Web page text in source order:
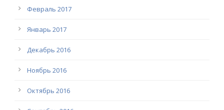
Февраль 2017
Январь 2017
Декабрь 2016
Ноябрь 2016
Октябрь 2016